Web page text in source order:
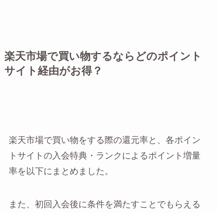
楽天市場で買い物するならどのポイント
サイト経由がお得？
楽天市場で買い物をする際の還元率と、各ポイン
トサイトの入会特典・ランクによるポイント増量
率を以下にまとめました。
また、初回入会後に条件を満たすことでもらえる